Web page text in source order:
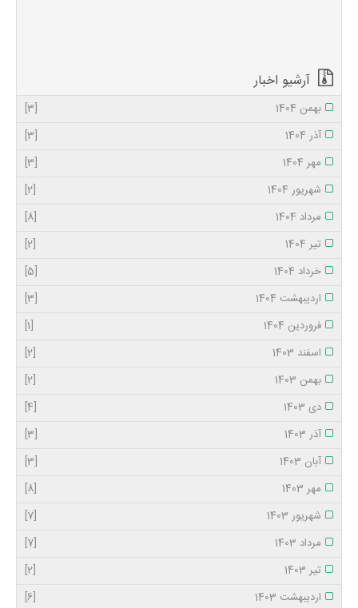
آرشیو اخبار
بهمن 1404
[3]
آذر 1404
[3]
مهر 1404
[3]
شهریور 1404
[2]
مرداد 1404
[8]
تیر 1404
[2]
خرداد 1404
[5]
اردیبهشت 1404
[3]
فروردین 1404
[1]
اسفند 1403
[2]
بهمن 1403
[2]
دی 1403
[4]
آذر 1403
[3]
آبان 1403
[3]
مهر 1403
[8]
شهریور 1403
[7]
مرداد 1403
[7]
تیر 1403
[2]
اردیبهشت 1403
[6]